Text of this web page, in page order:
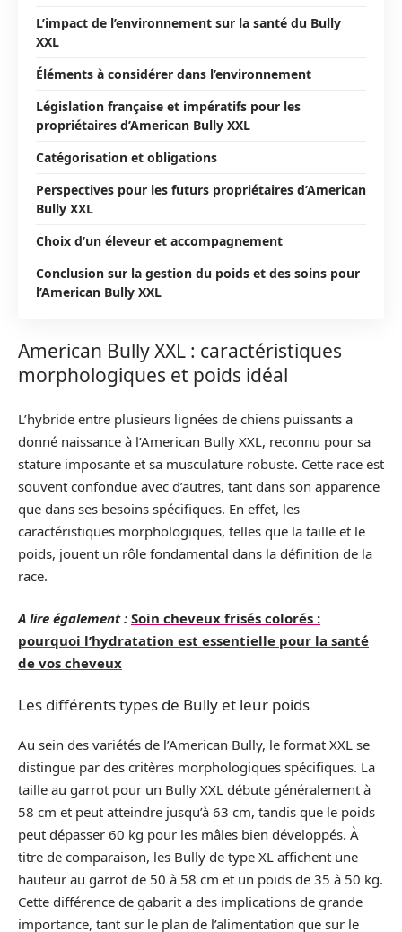
L’impact de l’environnement sur la santé du Bully
XXL
Éléments à considérer dans l’environnement
Législation française et impératifs pour les
propriétaires d’American Bully XXL
Catégorisation et obligations
Perspectives pour les futurs propriétaires d’American
Bully XXL
Choix d’un éleveur et accompagnement
Conclusion sur la gestion du poids et des soins pour
l’American Bully XXL
American Bully XXL : caractéristiques
morphologiques et poids idéal
L’hybride entre plusieurs lignées de chiens puissants a
donné naissance à l’American Bully XXL, reconnu pour sa
stature imposante et sa musculature robuste. Cette race est
souvent confondue avec d’autres, tant dans son apparence
que dans ses besoins spécifiques. En effet, les
caractéristiques morphologiques, telles que la taille et le
poids, jouent un rôle fondamental dans la définition de la
race.
A lire également : Soin cheveux frisés colorés :
pourquoi l’hydratation est essentielle pour la santé
de vos cheveux
Les différents types de Bully et leur poids
Au sein des variétés de l’American Bully, le format XXL se
distingue par des critères morphologiques spécifiques. La
taille au garrot pour un Bully XXL débute généralement à
58 cm et peut atteindre jusqu’à 63 cm, tandis que le poids
peut dépasser 60 kg pour les mâles bien développés. À
titre de comparaison, les Bully de type XL affichent une
hauteur au garrot de 50 à 58 cm et un poids de 35 à 50 kg.
Cette différence de gabarit a des implications de grande
importance, tant sur le plan de l’alimentation que sur le